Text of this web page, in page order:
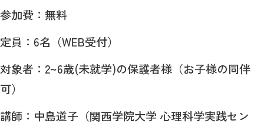
参加費：無料
定員：6名（WEB受付）
対象者：2~6歳(未就学)の保護者様（お子様の同伴
可）
講師：中島道子（関西学院大学 心理科学実践セン